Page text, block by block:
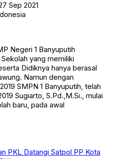
Sep 2021
Negeri 1 Banyuputih
yang memiliki
Didiknya hanya berasal
Namun dengan
SMPN 1 Banyuputih, telah
Sugiarto, S.Pd.,M.Si., mulai
baru, pada awal